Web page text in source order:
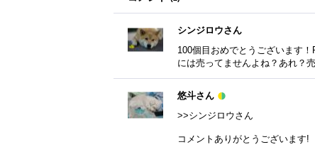
シンジロウさん
100個目おめでとうございます
には売ってませんよね？あれ？
悠斗さん
>>シンジロウさん
コメントありがとうございます!